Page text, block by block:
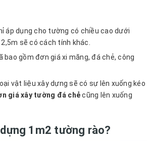
áp dụng cho tường có chiều cao dưới
sẽ có cách tính khác.
bao gồm đơn giá xi măng, đá chẻ, công
vật liệu xây dựng sẽ có sự lên xuống kéo
giá xây tường đá chẻcũng lên xuống
1m2 tường rào?